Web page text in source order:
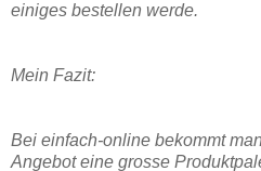
einiges bestellen werde.
Mein Fazit:
Bei einfach-online bekommt
Angebot eine grosse